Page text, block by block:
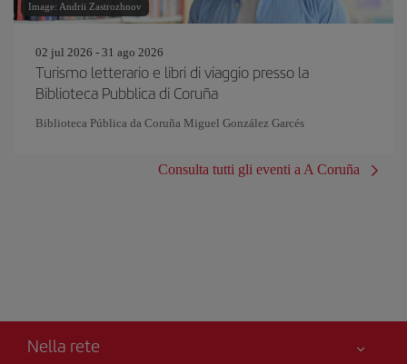
Image: Andrii Zastrozhnov
02 jul 2026 - 31 ago 2026
Turismo letterario e libri di viaggio presso la
Biblioteca Pubblica di Coruña
Biblioteca Pública da Coruña Miguel González Garcés
Consulta tutti gli eventi a A Coruña
Nella rete